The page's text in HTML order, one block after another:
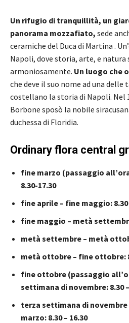
Un rifugio di tranquillità, un
panorama mozzafiato, sede
ceramiche del Duca di Martina .
Napoli, dove storia, arte, e natura
armoniosamente. Un luogo che
che deve il suo nome ad una delle
costellano la storia di Napoli. Nel
Borbone sposò la nobile
duchessa di Floridia.
Ordinary flora central
fine marzo (passaggio
8.30-17.30
fine aprile – fine maggio: 8.30
fine maggio – metà
metà settembre – metà
metà ottobre – fine ottobre:
fine ottobre (passaggio
settimana di novembre: 8.30
terza settimana di
marzo: 8.30 – 16.30